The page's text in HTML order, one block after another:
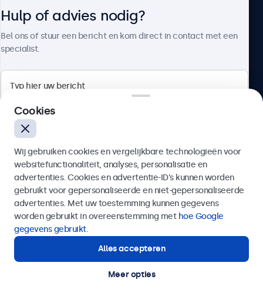
4.8/5 door 5000+ bedrijven
Nederlands
© 2026 Beetronics
Hulp of advies nodig?
Bel ons of stuur een bericht en kom direct in contact met een
specialist.
Verzenden
Of bel ons op
Hulp of advies nodig?
Direct contact met een specialist.
Cookies
Wij gebruiken cookies en vergelijkbare technologieën voor
websitefunctionaliteit, analyses, personalisatie en
advertenties. Cookies en advertentie-ID’s kunnen worden
gebruikt voor gepersonaliseerde en niet-gepersonaliseerde
advertenties. Met uw toestemming kunnen gegevens
worden gebruikt in overeenstemming met hoe Google
gegevens gebruikt.
Alles accepteren
Meer opties